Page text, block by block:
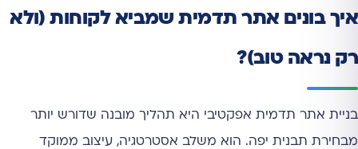
איך בונים אתר תדמית שמביא לקוחות (ולא
רק נראה טוב)?
בניית אתר תדמית אפקטיבי היא תהליך מובנה שדורש יותר
מבחירת תבנית יפה. הוא משלב אסטרטגיה, עיצוב ממוקד